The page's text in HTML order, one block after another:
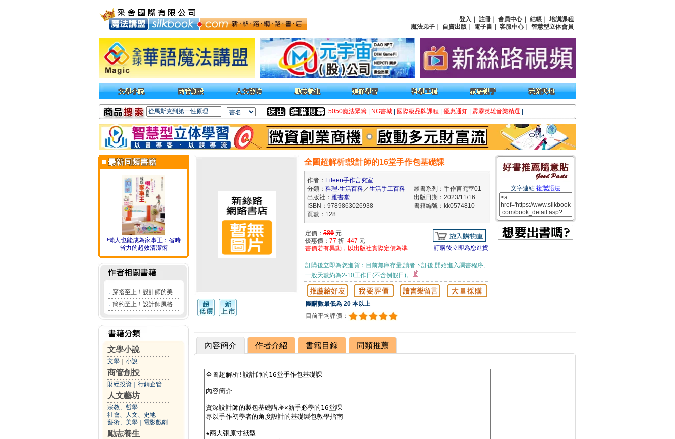
登入 註冊 會員中心｜ 結帳
培訓課程
魔法弟子
自資出版 電子書 客服中心｜ 智慧型立体會員
5050魔法眾籌 NG書城 國際級品牌課程 優惠通知 霹靂英雄音樂精選
!懶人也能成為家事王：省時
省力的超效清潔術
． 穿搭至上！設計師的美
． 簡約至上！設計師風格
文學小說
文學 小說
商管創投
財經投資 行銷企管
人文藝坊
宗教、哲學
社會、人文、史地
藝術、美學
電影戲劇
勵志養生
全圖超解析!設計師的16堂手作包基礎課
作者： Eileen手作言究室
分類： 料理‧生活百科／生活手工百科
叢書系列：手作言究室01
出版社： 雅書堂
出版日期：2023/11/16
ISBN：9789863026938
書籍編號：kk0574810
頁數：128
定價： 580 元
優惠價： 77 折 447 元
書價若有異動，以出版社實際定價為準
訂購後立即為您進貨
訂購後立即為您進貨：目前無庫存量,讀者下訂後,開始進入調書程序,
一般天數約為2-10工作日(不含例假日)。
團購數最低為 20 本以上
目前平均評價：
文字連結 複製語法
內容簡介 作者介紹 書籍目錄 同類推薦